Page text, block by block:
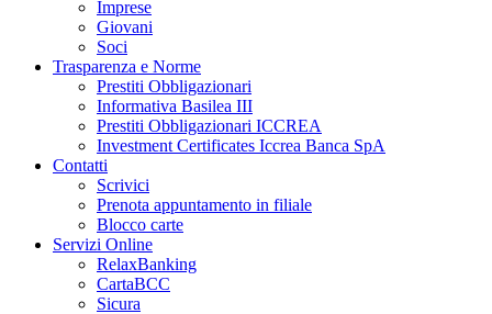
Imprese
Giovani
Soci
Trasparenza e Norme
Prestiti Obbligazionari
Informativa Basilea III
Prestiti Obbligazionari ICCREA
Investment Certificates Iccrea Banca SpA
Contatti
Scrivici
Prenota appuntamento in filiale
Blocco carte
Servizi Online
RelaxBanking
CartaBCC
Sicura